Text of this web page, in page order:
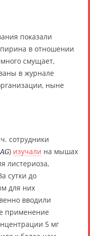
показали
в отношении
смущает,
в журнале
ныне
сотрудники
) изучали на мышах
листериоза,
сутки до
для них
вводили
применение
5 мг